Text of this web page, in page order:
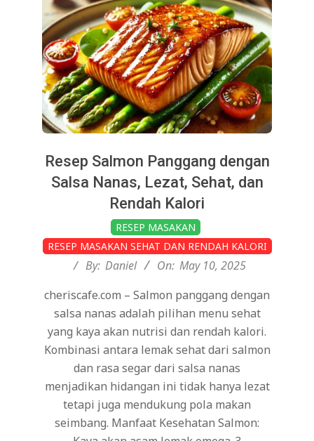
Resep Salmon Panggang dengan
Salsa Nanas, Lezat, Sehat, dan
Rendah Kalori
05-
10
RESEP MASAKAN
RESEP MASAKAN SEHAT DAN RENDAH KALORI
By: Daniel On: May 10, 2025
cheriscafe.com – Salmon panggang dengan
salsa nanas adalah pilihan menu sehat
yang kaya akan nutrisi dan rendah kalori.
Kombinasi antara lemak sehat dari salmon
dan rasa segar dari salsa nanas
menjadikan hidangan ini tidak hanya lezat
tetapi juga mendukung pola makan
seimbang. Manfaat Kesehatan Salmon: